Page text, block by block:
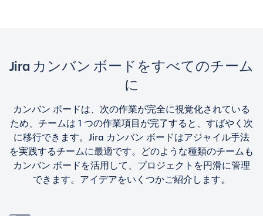
Jira カンバン ボードをすべてのチーム
に
カンバン ボードは、次の作業が完全に視覚化されている
ため、チームは 1 つの作業項目が完了すると、すばやく次
に移行できます。Jira カンバン ボードはアジャイル手法
を実践するチームに最適です。どのような種類のチームも
カンバン ボードを活用して、プロジェクトを円滑に管理
できます。アイデアをいくつかご紹介します。